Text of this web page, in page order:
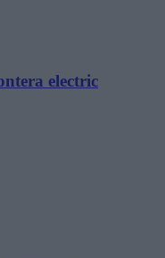
electric